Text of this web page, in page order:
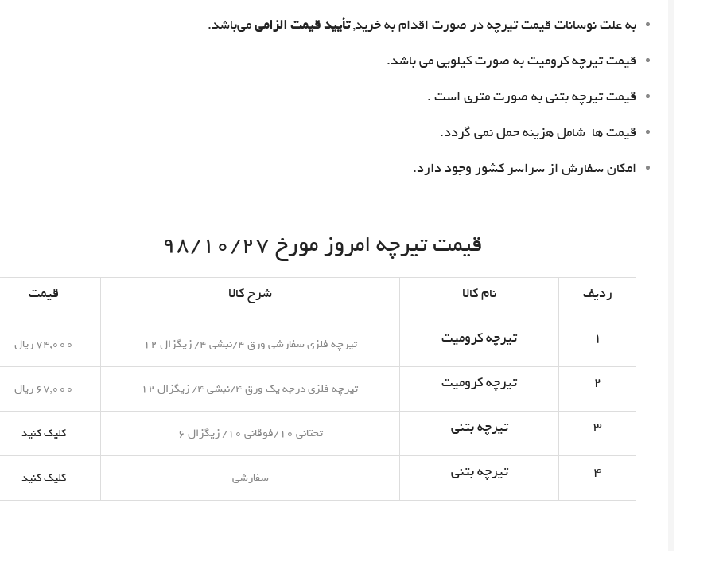
به علت نوسانات قیمت تیرچه در صورت اقدام به خرید,تأیید قیمت الزامیمی‌باشد.
قیمت تیرچه کرومیت به صورت کیلویی می باشد.
قیمت تیرچه بتنی به صورت متری است .
قیمت ها شامل هزینه حمل نمی گردد.
امکان سفارش از سراسر کشور وجود دارد.
قیمت تیرچه امروز مورخ ۹۸/۱۰/۲۷
ردیف نام کالا شرح کالا قیمت
۱ تیرچه کرومیت تیرچه فلزی سفارشی ورق ۴/نبشی ۴/ زیگزال ۱۲ ۷۴,۰۰۰ ریال
۲ تیرچه کرومیت تیرچه فلزی درجه یک ورق ۴/نبشی ۴/ زیگزال ۱۲ ۶۷,۰۰۰ ریال
۳ تیرچه بتنی تحتانی ۱۰/فوقانی ۱۰/ زیگزال ۶ کلیک کنید
۴ تیرچه بتنی سفارشی کلیک کنید